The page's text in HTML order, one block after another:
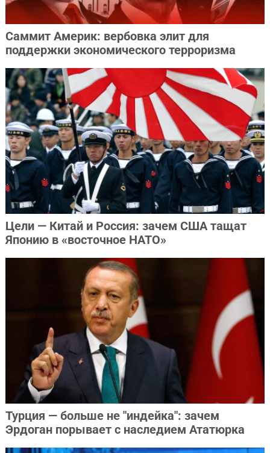
Саммит Америк: вербовка элит для
поддержки экономического терроризма
Цели — Китай и Россия: зачем США тащат
Японию в «восточное НАТО»
Турция — больше не "индейка": зачем
Эрдоган порывает с наследием Ататюрка